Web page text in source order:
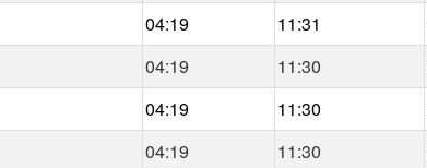
04:19 11:31
04:19 11:30
04:19 11:30
04:19 11:30